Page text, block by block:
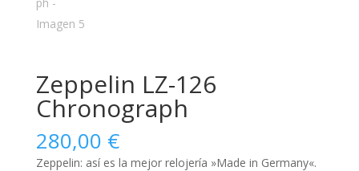
Zeppelin LZ-126
Chronograph
280,00 €
Zeppelin: así es la mejor relojería »Made in Germany«.